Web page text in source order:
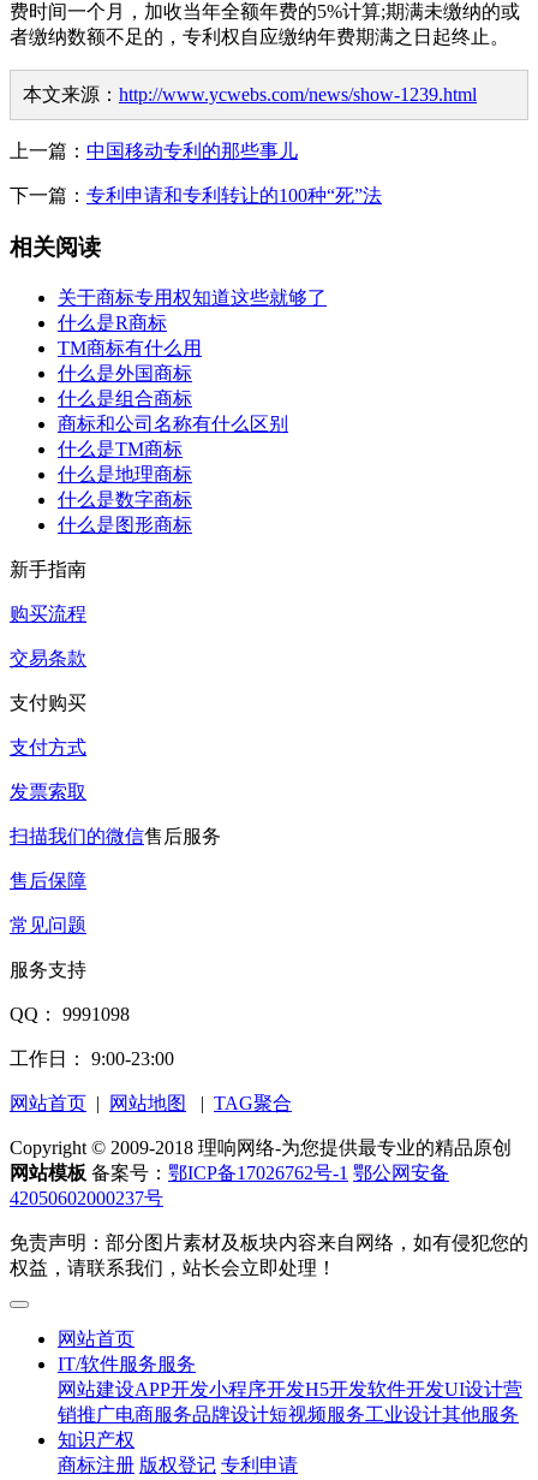
费时间一个月，加收当年全额年费的5%计算;期满未缴纳的或
者缴纳数额不足的，专利权自应缴纳年费期满之日起终止。
本文来源： http://www.ycwebs.com/news/show-1239.html
上一篇： 中国移动专利的那些事儿
下一篇： 专利申请和专利转让的100种“死”法
相关阅读
关于商标专用权知道这些就够了
什么是R商标
TM商标有什么用
什么是外国商标
什么是组合商标
商标和公司名称有什么区别
什么是TM商标
什么是地理商标
什么是数字商标
什么是图形商标
新手指南
购买流程
交易条款
支付购买
支付方式
发票索取
扫描我们的微信售后服务
售后保障
常见问题
服务支持
QQ： 9991098
工作日： 9:00-23:00
网站首页 | 网站地图 | TAG聚合
Copyright © 2009-2018 理响网络-为您提供最专业的精品原创
网站模板 备案号： 鄂ICP备17026762号-1 鄂公网安备
42050602000237号
免责声明：部分图片素材及板块内容来自网络，如有侵犯您的
权益，请联系我们，站长会立即处理！
网站首页
IT/软件服务服务
网站建设APP开发小程序开发H5开发软件开发UI设计营
销推广电商服务品牌设计短视频服务工业设计其他服务
知识产权
商标注册 版权登记 专利申请